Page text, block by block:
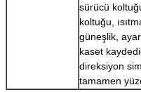
sürücü
koltuğu,
güneşlik,
kaset
direksiyon
tamamen